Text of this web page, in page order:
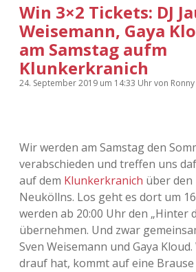
KFMW-Disco
kfmw.stuff
Kopfkinomusik
Täglicher
Visuelles
Wandnotizen
Contact
Adventskalender
Adventskalender
Adventskalender
Adventskalender
Adventskalender
Adventskalender
facebook
instagram
rss
Win 3×2 Tickets: DJ
Weisemann, Gaya
am Samstag aufm
Klunkerkranich
24. September 2019 um 14:33 Uhrvon Ronny
Wir werden am Samstag den
verabschieden und treffen uns
auf dem Klunkerkranich über den
Neuköllns. Los geht es dort um
werden ab 20:00 Uhr den „Hinter
übernehmen. Und zwar
Sven Weisemann und Gaya
drauf hat, kommt auf eine